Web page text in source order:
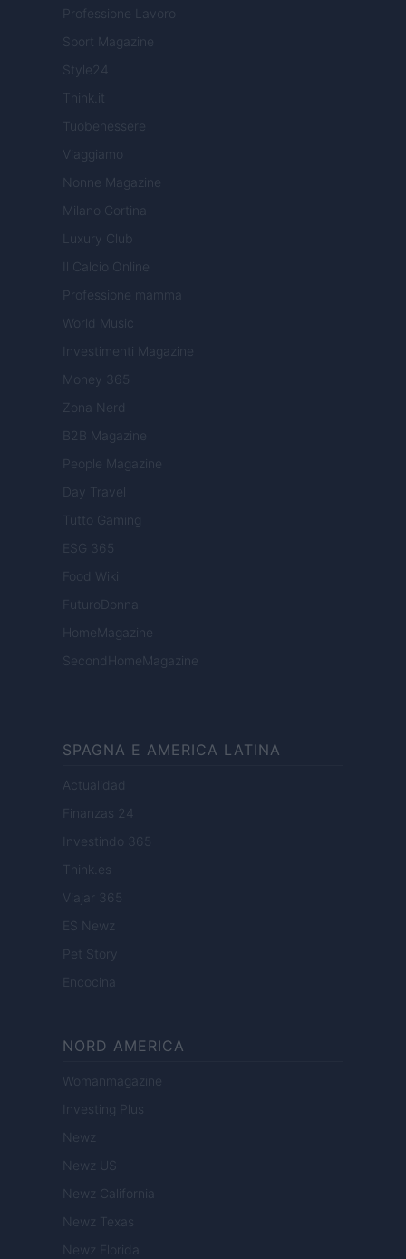
Professione Lavoro
Sport Magazine
Style24
Think.it
Tuobenessere
Viaggiamo
Nonne Magazine
Milano Cortina
Luxury Club
Il Calcio Online
Professione mamma
World Music
Investimenti Magazine
Money 365
Zona Nerd
B2B Magazine
People Magazine
Day Travel
Tutto Gaming
ESG 365
Food Wiki
FuturoDonna
HomeMagazine
SecondHomeMagazine
SPAGNA E AMERICA LATINA
Actualidad
Finanzas 24
Investindo 365
Think.es
Viajar 365
ES Newz
Pet Story
Encocina
NORD AMERICA
Womanmagazine
Investing Plus
Newz
Newz US
Newz California
Newz Texas
Newz Florida